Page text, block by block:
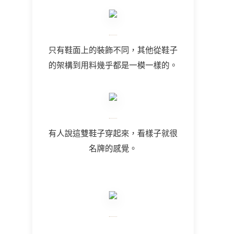
只有鞋面上的裝飾不同，其他從鞋子
的架構到用料幾乎都是一模一樣的。
有人說這雙鞋子穿起來，看樣子就很
名牌的感覺。